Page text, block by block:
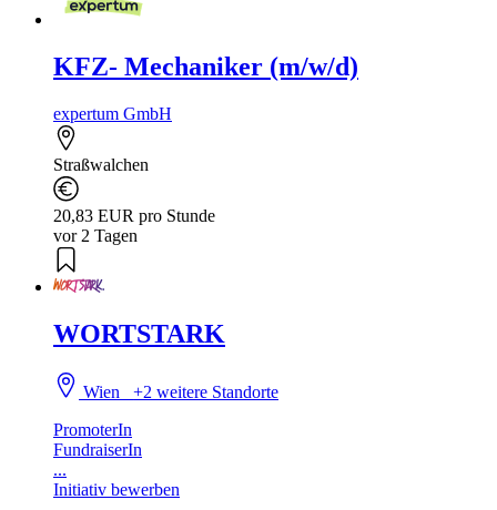
KFZ- Mechaniker (m/w/d)
expertum GmbH
Straßwalchen
20,83 EUR pro Stunde
vor 2 Tagen
WORTSTARK
Wien+2 weitere Standorte
PromoterIn
FundraiserIn
...
Initiativ bewerben